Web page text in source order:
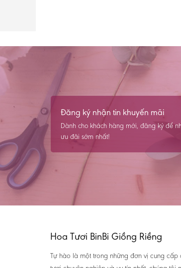
Đăng ký nhận tin khuyến mãi
Dành cho khách hàng mới, đăng ký để
ưu đãi sớm nhất!
Hoa Tươi BinBi Giồng Riềng
Tự hào là một trong những đơn vị cung cấp